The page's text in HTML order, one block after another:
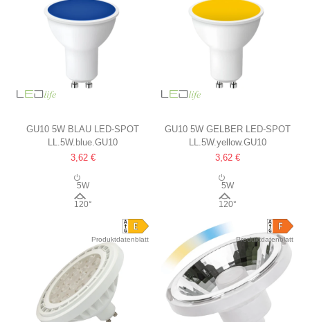
GU10 5W BLAU LED-SPOT
LL.5W.blue.GU10
3,62 €
5W
120°
GU10 5W GELBER LED-SPOT
LL.5W.yellow.GU10
3,62 €
5W
120°
Produktdatenblatt Produktdatenblatt